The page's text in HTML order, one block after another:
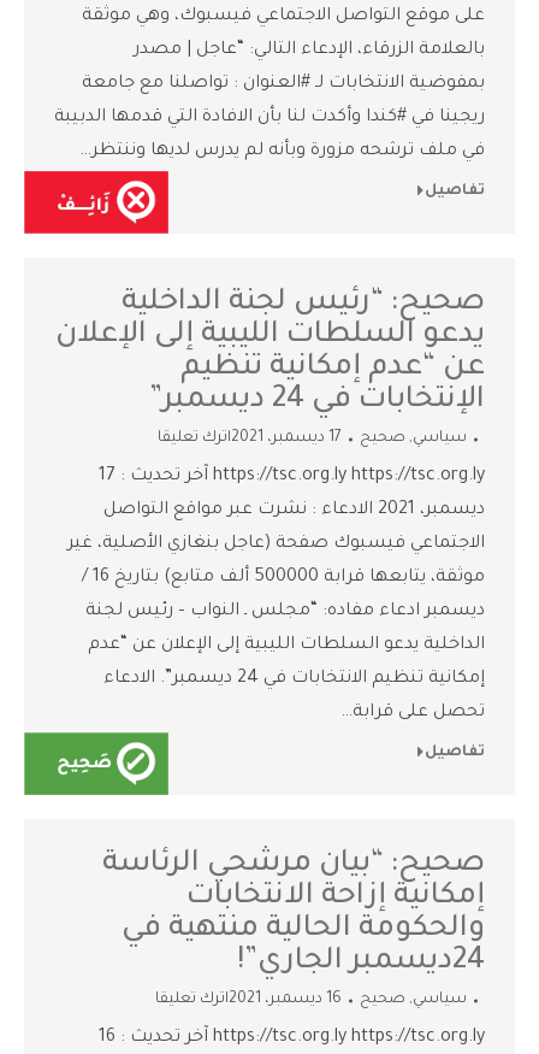
على موقع التواصل الاجتماعي فيسبوك، وهي موثقة
بالعلامة الزرقاء، الإدعاء التالي: “عاجل | مصدر
بمفوضية الانتخابات لـ #العنوان : تواصلنا مع جامعة
ريجينا في #كندا وأكدت لنا بأن الافادة التي قدمها الدبيبة
في ملف ترشحه مزورة وبأنه لم يدرس لديها وننتظر…
تفاصيل
صحيح: “رئيس لجنة الداخلية
يدعو السلطات الليبية إلى الإعلان
عن “عدم إمكانية تنظيم
الإنتخابات في 24 ديسمبر”
سياسي, صحيح 17 ديسمبر، 2021 اترك تعليقا
https://tsc.org.ly https://tsc.org.ly آخر تحديث : 17
ديسمبر، 2021 الادعاء : نشرت عبر مواقع التواصل
الاجتماعي فيسبوك صفحة (عاجل بنغازي الأصلية، غير
موثقة، يتابعها قرابة 500000 ألف متابع) بتاريخ 16 /
ديسمبر ادعاء مفاده: “مجلس ـ النواب – رئيس لجنة
الداخلية يدعو السلطات الليبية إلى الإعلان عن “عدم
إمكانية تنظيم الانتخابات في 24 ديسمبر”. الادعاء
تحصل على قرابة…
تفاصيل
صحيح: “بيان مرشحي الرئاسة
إمكانية إزاحة الانتخابات
والحكومة الحالية منتهية في
24ديسمبر الجاري”!
سياسي, صحيح 16 ديسمبر، 2021 اترك تعليقا
https://tsc.org.ly https://tsc.org.ly آخر تحديث : 16